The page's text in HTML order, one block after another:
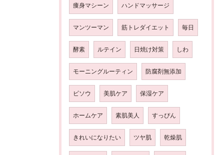
痩身マシーン ハンドマッサージ
マンツーマン 筋トレダイエット 毎日
酵素 ルテイン 日焼け対策 しわ
モーニングルーティン 防腐剤無添加
ビソウ 美肌ケア 保湿ケア
ホームケア 素肌美人 すっぴん
きれいになりたい ツヤ肌 乾燥肌